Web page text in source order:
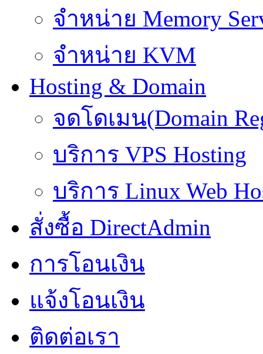
จำหน่าย Memory
จำหน่าย KVM
Hosting & Domain
จดโดเมน(Domain
บริการ VPS Hosting
บริการ Linux Web
สั่งซื้อ DirectAdmin
การโอนเงิน
แจ้งโอนเงิน
ติดต่อเรา